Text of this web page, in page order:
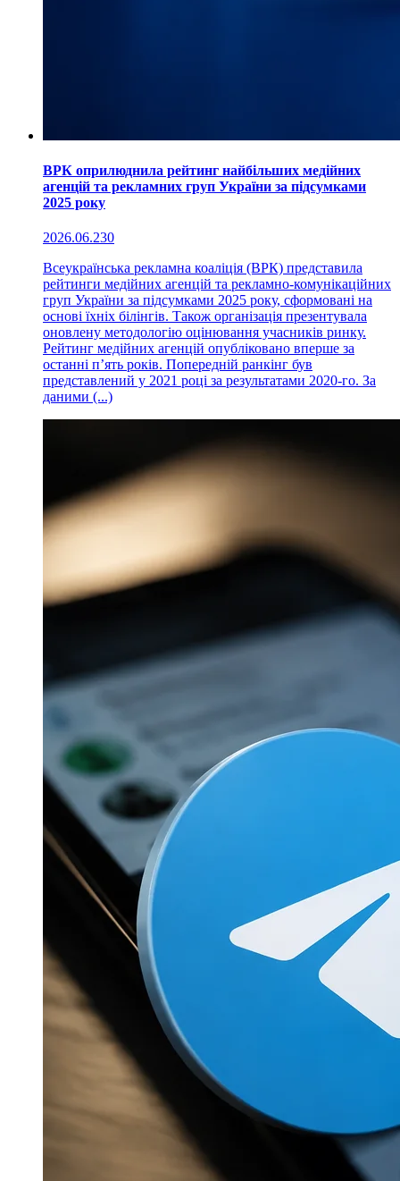
ВРК оприлюднила рейтинг найбільших медійних
агенцій та рекламних груп України за підсумками
2025 року
2026.06.230
Всеукраїнська рекламна коаліція (ВРК) представила
рейтинги медійних агенцій та рекламно-комунікаційних
груп України за підсумками 2025 року, сформовані на
основі їхніх білінгів. Також організація презентувала
оновлену методологію оцінювання учасників ринку.
Рейтинг медійних агенцій опубліковано вперше за
останні п’ять років. Попередній ранкінг був
представлений у 2021 році за результатами 2020-го. За
даними (...)